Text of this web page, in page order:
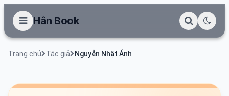
Hân Book
Trang chủ Tác giả Nguyễn Nhật Ánh